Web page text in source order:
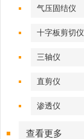
气压固结仪
十字板剪切仪
三轴仪
直剪仪
渗透仪
查看更多